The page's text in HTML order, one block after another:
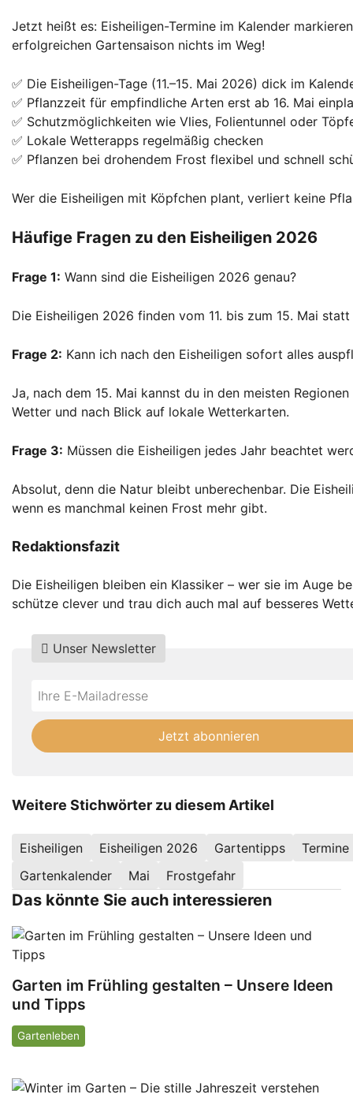
Jetzt heißt es: Eisheiligen-Termine im Kalender
erfolgreichen Gartensaison nichts im Weg!
✅ Die Eisheiligen-Tage (11.–15. Mai 2026) dick im
✅ Pflanzzeit für empfindliche Arten erst ab 16. Mai
✅ Schutzmöglichkeiten wie Vlies, Folientunnel oder
✅ Lokale Wetterapps regelmäßig checken
✅ Pflanzen bei drohendem Frost flexibel und schnell
Wer die Eisheiligen mit Köpfchen plant, verliert keine
Häufige Fragen zu den Eisheiligen 2026
Frage 1: Wann sind die Eisheiligen 2026 genau?
Die Eisheiligen 2026 finden vom 11. bis zum 15. Mai
Frage 2: Kann ich nach den Eisheiligen sofort alles
Ja, nach dem 15. Mai kannst du in den meisten
Wetter und nach Blick auf lokale Wetterkarten.
Frage 3: Müssen die Eisheiligen jedes Jahr beachtet
Absolut, denn die Natur bleibt unberechenbar. Die
wenn es manchmal keinen Frost mehr gibt.
Redaktionsfazit
Die Eisheiligen bleiben ein Klassiker – wer sie im Auge
schütze clever und trau dich auch mal auf besseres
Do
fill
this
Unser Newsletter
*Ihre
Mailadresse:
Jetzt abonnieren
Weitere Stichwörter zu diesem Artikel
Eisheiligen Eisheiligen 2026 Gartentipps
Termine
Gartenkalender
Mai Frostgefahr
Das könnte Sie auch interessieren
Garten im Frühling gestalten – Unsere Ideen
und Tipps
Gartenleben